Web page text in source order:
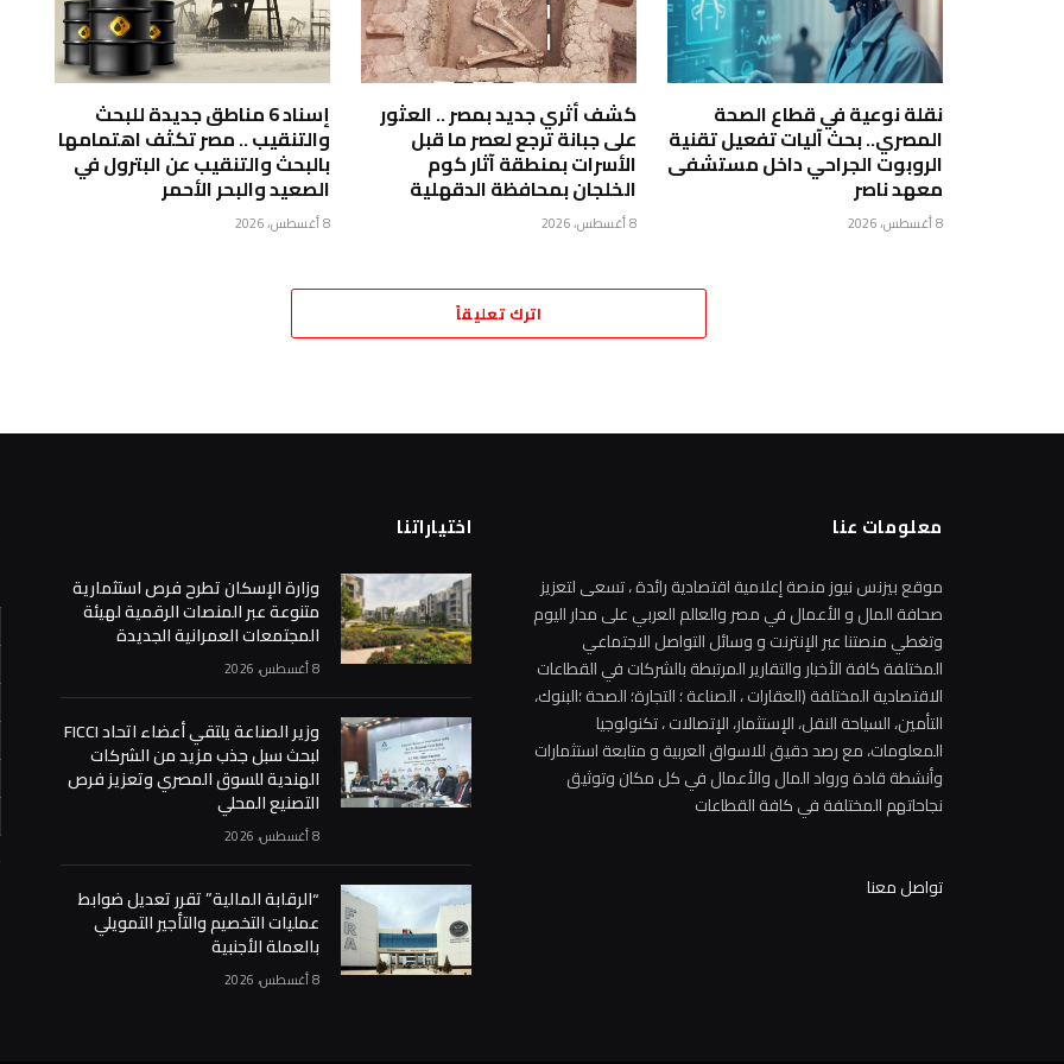
نقلة نوعية في قطاع الصحة
المصري.. بحث آليات تفعيل تقنية
الروبوت الجراحي داخل مستشفى
معهد ناصر
8 أغسطس، 2026
كشف أثري جديد بمصر .. ⁠العثور
على جبانة ترجع لعصر ما قبل
الأسرات بمنطقة آثار كوم
الخلجان بمحافظة الدقهلية
8 أغسطس، 2026
إسناد 6 مناطق جديدة للبحث
والتنقيب .. مصر تكثف اهتمامها
بالبحث والتنقيب عن البترول في
الصعيد والبحر الأحمر
8 أغسطس، 2026
اترك تعليقاً
معلومات عنا
موقع بيزنس نيوز منصة إعلامية اقتصادية رائدة ، تسعى لتعزيز
صحافة المال و الأعمال في مصر والعالم العربي على مدار اليوم
وتغطي منصتنا عبر الإنترنت و وسائل التواصل الاجتماعي
المختلفة كافة الأخبار والتقارير المرتبطة بالشركات في القطاعات
الاقتصادية المختلفة (العقارات ، الصناعة ؛ التجارة؛ الصحة ؛البنوك،
التأمين، السياحة النقل، الإستثمار، الإتصالات ، تكنولوجيا
المعلومات، مع رصد دقيق للاسواق العربية و متابعة استثمارات
وأنشطة قادة ورواد المال والأعمال في كل مكان وتوثيق
نجاحاتهم المختلفة في كافة القطاعات
تواصل معنا
اختياراتنا
وزارة الإسكان تطرح فرص استثمارية
متنوعة عبر المنصات الرقمية لهيئة
المجتمعات العمرانية الجديدة
8 أغسطس، 2026
وزير الصناعة يلتقي أعضاء اتحاد FICCI
لبحث سبل جذب مزيد من الشركات
الهندية للسوق المصري وتعزيز فرص
التصنيع المحلي
8 أغسطس، 2026
“الرقابة المالية” تقرر تعديل ضوابط
عمليات التخصيم والتأجير التمويلي
بالعملة الأجنبية
8 أغسطس، 2026